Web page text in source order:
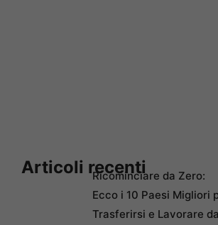
Articoli recentiRicominciare da Zero:
Ecco i 10 Paesi Migliori
Trasferirsi e Lavorare da